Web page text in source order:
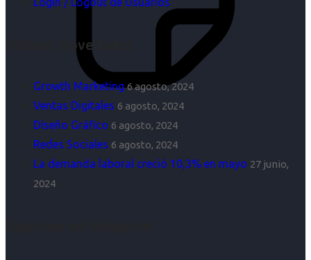
Últimas Novedades
Growth Marketing 6 agosto, 2024
Ventas Digitales 6 agosto, 2024
Diseño Gráfico 6 agosto, 2024
Redes Sociales 6 agosto, 2024
La demanda laboral creció 10,3% en mayo 27 junio,
2024